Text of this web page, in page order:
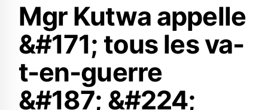
Mgr Kutwa appelle
&#171; tous les va-
t-en-guerre
&#187; &#224;